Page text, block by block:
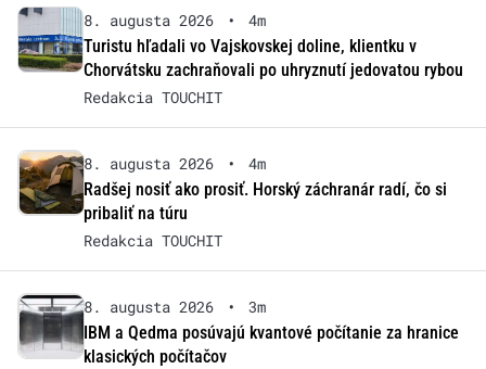
8. augusta 2026 •
4m
Turistu hľadali vo Vajskovskej doline, klientku v
Chorvátsku zachraňovali po uhryznutí jedovatou rybou
Redakcia TOUCHIT
8. augusta 2026 •
4m
Radšej nosiť ako prosiť. Horský záchranár radí, čo si
pribaliť na túru
Redakcia TOUCHIT
8. augusta 2026 •
3m
IBM a Qedma posúvajú kvantové počítanie za hranice
klasických počítačov